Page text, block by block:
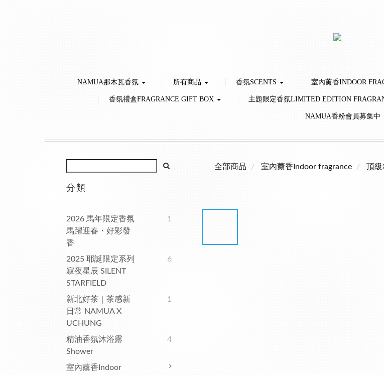
NAMUA那木瓦香氛 所有商品 香氛SCENTS 室內薰香INDOOR
香氛禮盒FRAGRANCE GIFT BOX 主題限定香氛LIMITED EDITION
NAMUA香粉會員募集中
分類
2026 馬年限定香氛
馬躍迎春・好彩發
香
1
2025 耶誕限定系列
寂夜星辰 SILENT
STARFIELD
6
新北好茶｜茶感新
日常 NAMUA X
UCHUNG
1
精油香氛沐浴露
Shower
4
室內薰香Indoor
全部商品 室內薰香Indoor fragrance 頂級